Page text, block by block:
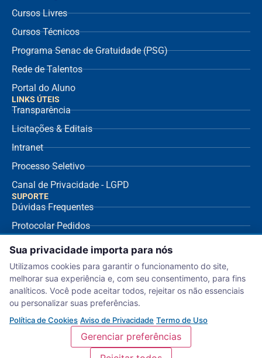
Cursos Livres
Cursos Técnicos
Programa Senac de Gratuidade (PSG)
Rede de Talentos
Portal do Aluno
LINKS ÚTEIS
Transparência
Licitações & Editais
Intranet
Processo Seletivo
Canal de Privacidade - LGPD
SUPORTE
Dúvidas Frequentes
Protocolar Pedidos
Envio de NF Fornecedor
Ouvidoria
Aviso de Privacidade
Termo de Uso
Política de Cookies
Sua privacidade importa para nós
Utilizamos cookies para garantir o funcionamento do site,
melhorar sua experiência e, com seu consentimento, para fins
analíticos. Você pode aceitar todos, rejeitar os não essenciais
ou personalizar suas preferências.
Política de Cookies·Aviso de Privacidade·Termo de Uso
Gerenciar preferências